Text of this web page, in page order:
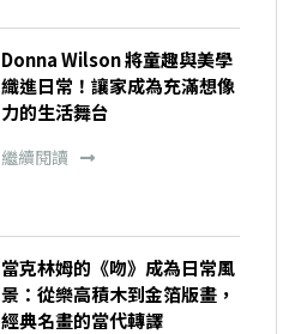
Donna Wilson 將童趣與美學
織進日常！讓家成為充滿想像
力的生活舞台
繼續閱讀
當克林姆的《吻》成為日常風
景：從樂高積木到金箔版畫，
經典名畫的當代轉譯